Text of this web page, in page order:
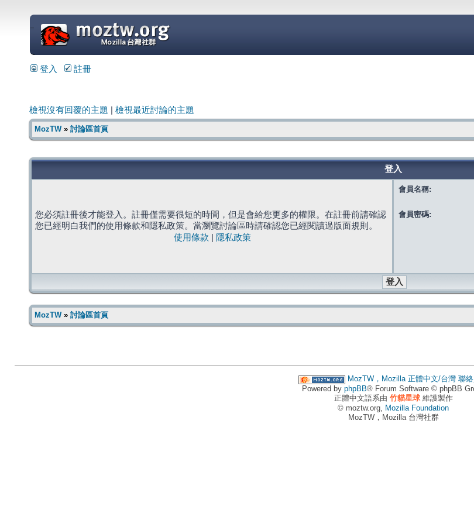
=
登入 註冊
檢視沒有回覆的主題 檢視最近討論的主題
MozTW» 討論區首頁
登入
您必須註冊後才能登入。註冊僅需要很短的時間，但是會給您更多的權限。在註冊前請確認
您已經明白我們的使用條款和隱私政策。當瀏覽討論區時請確認您已經閱讀過版面規則。
使用條款
隱私政策
會員名稱:
會員密碼:
MozTW» 討論區首頁
MozTW，Mozilla 正體中文/台灣 聯
Powered by phpBB® Forum Software © phpBB
正體中文語系由 竹貓星球維護製作
© moztw.org, Mozilla Foundation
MozTW，Mozilla 台灣社群